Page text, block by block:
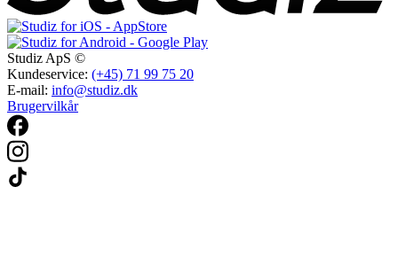
Studiz ApS ©
Kundeservice: (+45) 71 99 75 20
E-mail: info@studiz.dk
Brugervilkår